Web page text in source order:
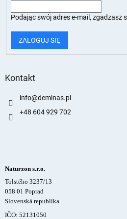
Podając swój adres e-mail, zgadzasz
ZALOGUJ SIĘ
Kontakt
info@deminas.pl
+48 604 929 702
Naturzon s.r.o.
Tolstého 3237/13
058 01 Poprad
Slovenská republika
IČO: 52131050